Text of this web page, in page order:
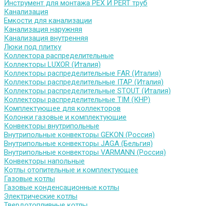
Инструмент для монтажа PEX И PERT труб
Канализация
Емкости для канализации
Канализация наружняя
Канализация внутренняя
Люки под плитку
Коллектора распределительные
Коллекторы LUXOR (Италия)
Коллекторы распределительные FAR (Италия)
Коллекторы распределительные ITAP (Италия)
Коллекторы распределительные STOUT (Италия)
Коллекторы распределительные TIM (КНР)
Комплектующее для коллекторов
Колонки газовые и комплектующие
Конвекторы внутрипольные
Внутрипольные конвекторы GEKON (Россия)
Внутрипольные конвекторы JAGA (Бельгия)
Внутрипольные конвекторы VARMANN (Россия)
Конвекторы напольные
Котлы отопительные и комплектующее
Газовые котлы
Газовые конденсационные котлы
Электрические котлы